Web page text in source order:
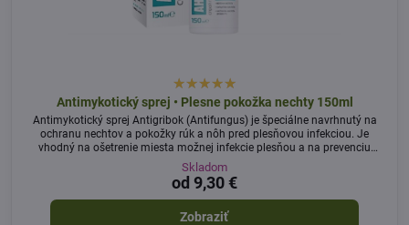
Antimykotický sprej • Plesne pokožka nechty 150ml
Antimykotický sprej Antigribok (Antifungus) je špeciálne navrhnutý na
ochranu nechtov a pokožky rúk a nôh pred plesňovou infekciou. Je
vhodný na ošetrenie miesta možnej infekcie plesňou a na prevenciu
poškodenia kože a nechtov.
Skladom
od 9,30 €
Zobraziť